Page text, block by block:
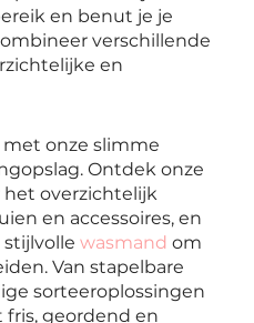
en benut je je
verschillende
en
onze slimme
Ontdek onze
overzichtelijk
en accessoires, en
wasmand om
Van stapelbare
sorteeroplossingen
fris, geordend en